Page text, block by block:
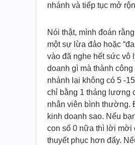
nhánh và tiếp tục mở
Nói thật, mình đoán
một sự lừa đảo hoặc
vào đã nghe hết sức vô
doanh gì mà thành công
nhánh lại không có 5 -
chỉ bằng 1 tháng lương
nhân viên bình thường.
kinh doanh sao. Nếu
con số 0 nữa thì lời mời
thuyết phục hơn đấy.